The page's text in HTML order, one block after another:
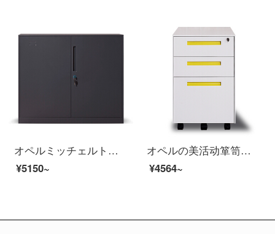
オペルミッチェルト資料棚の下駄箱の茶箱の入り口の戸棚の灰色の760*900*400
¥5150~
オペルの美活动箪笥钢制テーブルの下に、労働者用キャビネットのチェイェストの资料棚の低いキャビネットを挂ける。
¥4564~